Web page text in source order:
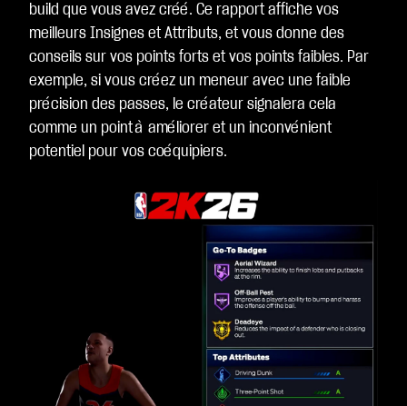
build que vous avez créé. Ce rapport affiche vos
meilleurs Insignes et Attributs, et vous donne des
conseils sur vos points forts et vos points faibles. Par
exemple, si vous créez un meneur avec une faible
précision des passes, le créateur signalera cela
comme un point à améliorer et un inconvénient
potentiel pour vos coéquipiers.